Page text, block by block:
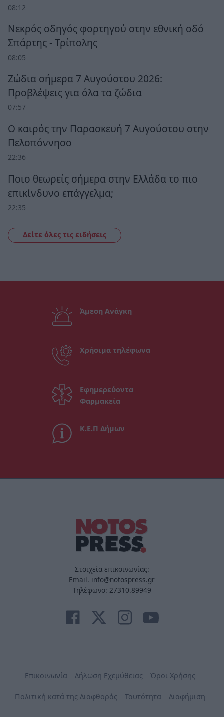
08:12
Νεκρός οδηγός φορτηγού στην εθνική οδό
Σπάρτης - Τρίπολης
08:05
Ζώδια σήμερα 7 Αυγούστου 2026:
Προβλέψεις για όλα τα ζώδια
07:57
Ο καιρός την Παρασκευή 7 Αυγούστου στην
Πελοπόννησο
22:36
Ποιο θεωρείς σήμερα στην Ελλάδα το πιο
επικίνδυνο επάγγελμα;
22:35
Δείτε όλες τις ειδήσεις
Άμεση Ανάγκη
Χρήσιμα τηλέφωνα
Εφημερεύοντα
Φαρμακεία
Κ.Ε.Π Δήμων
Στοιχεία επικοινωνίας:
Email. info@notospress.gr
Τηλέφωνο: 27310.89949
Επικοινωνία Δήλωση Εχεμύθειας Όροι Χρήσης
Πολιτική κατά της Διαφθοράς Ταυτότητα Διαφήμιση